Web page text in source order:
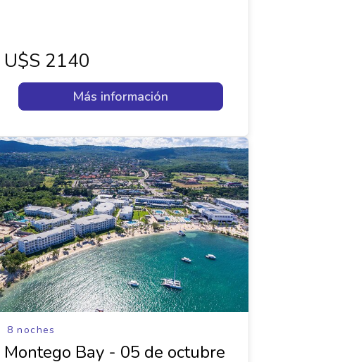
U$s 2140
Más información
8 noches
Montego Bay - 05 de octubre